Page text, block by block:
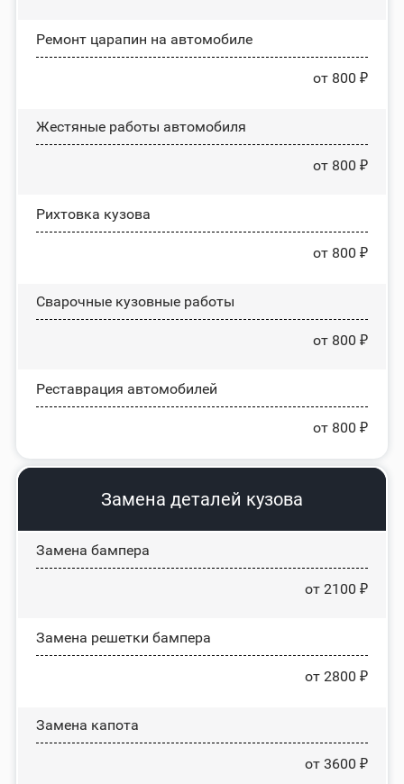
Ремонт царапин на автомобиле
от 800 ₽
Жестяные работы автомобиля
от 800 ₽
Рихтовка кузова
от 800 ₽
Сварочные кузовные работы
от 800 ₽
Реставрация автомобилей
от 800 ₽
Замена деталей кузова
Замена бампера
от 2100 ₽
Замена решетки бампера
от 2800 ₽
Замена капота
от 3600 ₽